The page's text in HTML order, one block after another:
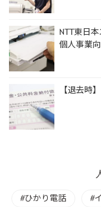
NTT東日
個人事業向
【退去時
ひかり電話